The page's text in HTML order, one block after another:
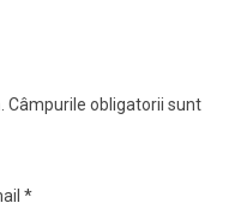
Câmpurile obligatorii sunt
*